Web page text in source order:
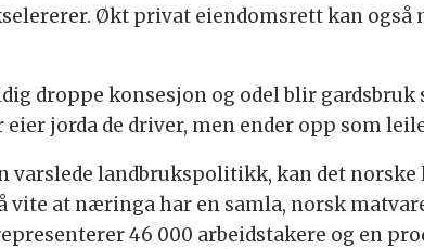
Økt privat eiendomsrett kan også
droppe konsesjon og odel blir gardsbruk
jorda de driver, men ender opp som
landbrukspolitikk, kan det
vite at næringa har en samla, norsk
46 000 arbeidstakere og en